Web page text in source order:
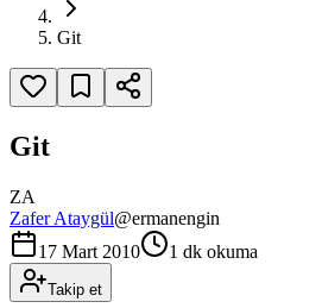
Git
Git
ZA
Zafer Ataygül@ermanengin
17 Mart 2010
1 dk okuma
Takip et